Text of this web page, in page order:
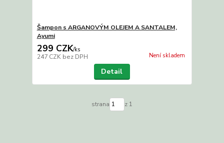
Šampon s ARGANOVÝM OLEJEM A SANTALEM,
Ayumi
299 CZK/ks
247 CZK bez DPH Není skladem
Detail
strana z 1